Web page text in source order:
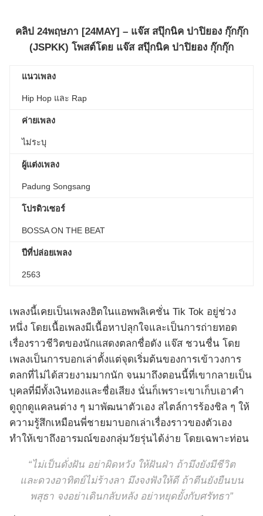
คลิป 24พฤษภา [24MAY] – แจ๊ส สปุ๊กนิค ปาปิยอง กุ๊กกุ๊ก
(JSPKK) โพสต์โดย แจ๊ส สปุ๊กนิค ปาปิยอง กุ๊กกุ๊ก
แนวเพลง
Hip Hop และ Rap
ค่ายเพลง
ไม่ระบุ
ผู้แต่งเพลง
Padung Songsang
โปรดิวเซอร์
BOSSA ON THE BEAT
ปีที่ปล่อยเพลง
2563
เพลงนี้เคยเป็นเพลงฮิตในแอพพลิเคชั่น Tik Tok อยู่ช่วง
หนึ่ง โดยเนื้อเพลงมีเนื้อหาปลุกใจและเป็นการถ่ายทอด
เรื่องราวชีวิตของนักแสดงตลกชื่อดัง แจ๊ส ชวนชื่น โดย
เพลงเป็นการบอกเล่าตั้งแต่จุดเริ่มต้นของการเข้าวงการ
ตลกที่ไม่ได้สวยงามมากนัก จนมาถึงตอนนี้ที่เขากลายเป็น
บุคลที่มีทั้งเงินทองและชื่อเสียง นั่นก็เพราะเขาเก็บเอาคำ
ดูถูกดูแคลนต่าง ๆ มาพัฒนาตัวเอง สไตล์การร้องชิล ๆ ให้
ความรู้สึกเหมือนพี่ชายมาบอกเล่าเรื่องราวของตัวเอง
ทำให้เขาถึงอารมณ์ของกลุ่มวัยรุ่นได้ง่าย โดยเฉพาะท่อน
“ไม่เป็นดั่งฝัน อย่าผิดหวัง ให้ฝันฝ่า ถ้ามึงยังมีชีวิต
และดวงอาทิตย์ไม่ร้างลา มึงจงฟังให้ดี ถ้าตีนยังยืนบน
พสุธา จงอย่าเดินกลับหลัง อย่าหยุดยั้งกับศรัทธา”